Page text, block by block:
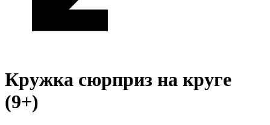
Кружка сюрприз на круге
(9+)